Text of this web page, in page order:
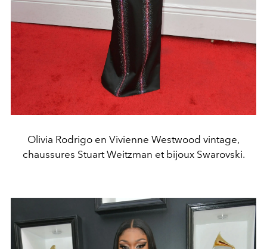
Olivia Rodrigo en Vivienne Westwood vintage,
chaussures Stuart Weitzman et bijoux Swarovski.